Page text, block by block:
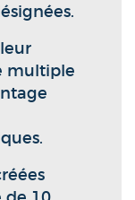
multiple